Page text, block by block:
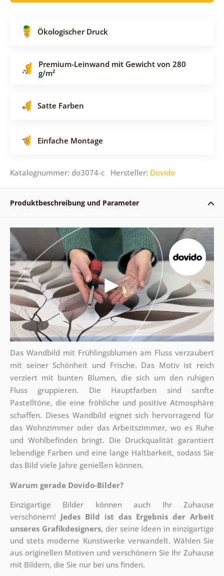
Ökologischer Druck
Premium-Leinwand mit Gewicht von 280
g/m²
Satte Farben
Einfache Montage
Katalognummer: do3074-c Hersteller: Dovido
Produktbeschreibung und Parameter
Das Wandbild mit Frühlingsblumen am Fluss verzaubert
mit seiner Schönheit und Frische. Das Motiv ist reich
verziert mit bunten Blumen, die sich um den ruhigen
Fluss gruppieren. Die Hauptfarben sind sanfte
Pastelltöne, die eine fröhliche und positive Atmosphäre
schaffen. Dieses Wandbild eignet sich hervorragend für
das Wohnzimmer oder das Arbeitszimmer, wo es Ruhe
und Wohlbefinden bringt. Die Druckqualität garantiert
lebendige Farben und eine lange Haltbarkeit, sodass Sie
das Bild viele Jahre genießen können.
Warum gerade Dovido-Bilder?
Einzigartige Bilder können auch Ihr Zuhause
verschönern! Jedes Bild ist das Ergebnis der Arbeit
unseres Grafikdesigners, der seine Ideen in einzigartige
und stets moderne Kunstwerke verwandelt. Wählen Sie
aus originellen Motiven und verschönern Sie Ihr Zuhause
mit Bildern, die Sie nur bei uns finden.